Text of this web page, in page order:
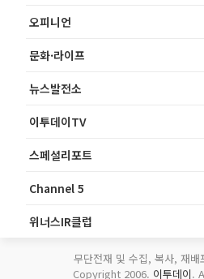
오피니언
문화·라이프
뉴스발전소
이투데이TV
스페셜리포트
Channel 5
위너스IR클럽
무단전재 및 수집, 복사, 재배
Copyright 2006. 이투데이.